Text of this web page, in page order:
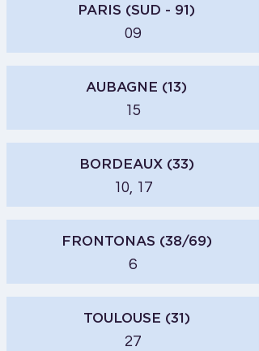
PARIS (SUD - 91)
09
AUBAGNE (13)
15
BORDEAUX (33)
10, 17
FRONTONAS (38/69)
6
TOULOUSE (31)
27